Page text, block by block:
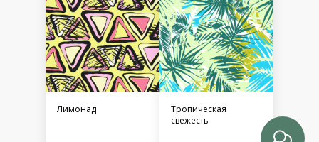
Лимонад
Тропическая
свежесть